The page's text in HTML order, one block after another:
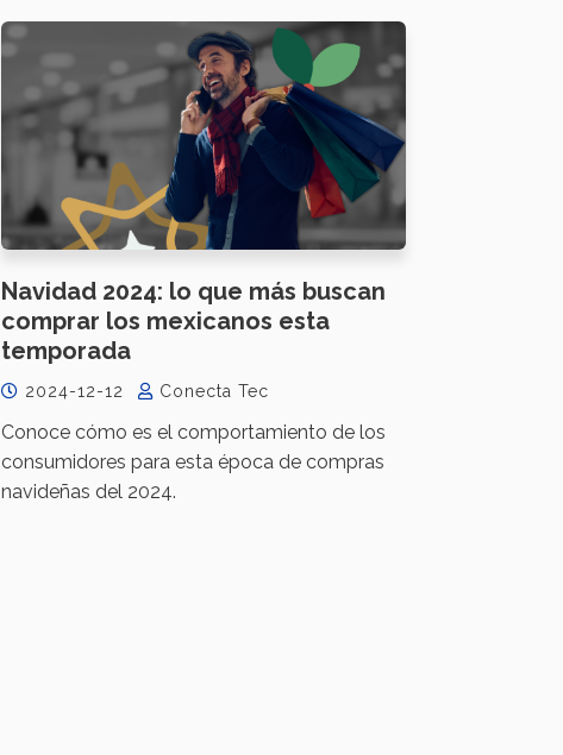
Navidad 2024: lo que más buscan
comprar los mexicanos esta
temporada
2024-12-12 Conecta Tec
Conoce cómo es el comportamiento de los
consumidores para esta época de compras
navideñas del 2024.